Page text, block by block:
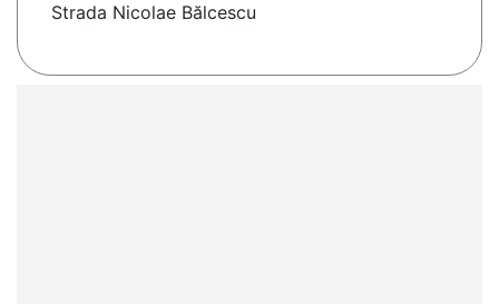
Strada Nicolae Bălcescu